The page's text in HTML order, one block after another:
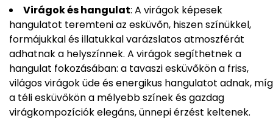
Virágok és hangulat: A virágok képesek
hangulatot teremteni az esküvőn, hiszen színükkel,
formájukkal és illatukkal varázslatos atmoszférát
adhatnak a helyszínnek. A virágok segíthetnek a
hangulat fokozásában: a tavaszi esküvőkön a friss,
világos virágok üde és energikus hangulatot adnak, míg
a téli esküvőkön a mélyebb színek és gazdag
virágkompozíciók elegáns, ünnepi érzést keltenek.